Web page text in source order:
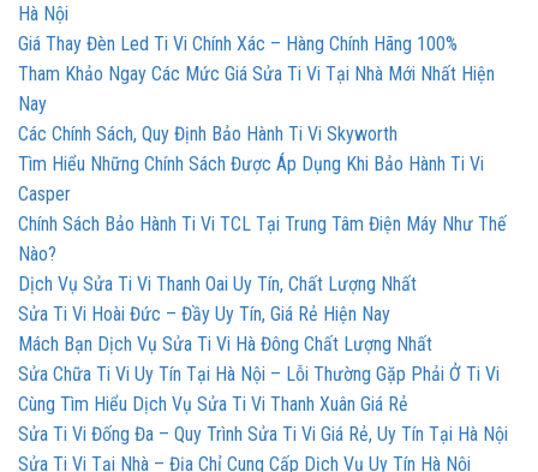
Hà Nội
Giá Thay Đèn Led Ti Vi Chính Xác – Hàng Chính Hãng 100%
Tham Khảo Ngay Các Mức Giá Sửa Ti Vi Tại Nhà Mới Nhất Hiện
Nay
Các Chính Sách, Quy Định Bảo Hành Ti Vi Skyworth
Tìm Hiểu Những Chính Sách Được Áp Dụng Khi Bảo Hành Ti Vi
Casper
Chính Sách Bảo Hành Ti Vi TCL Tại Trung Tâm Điện Máy Như Thế
Nào?
Dịch Vụ Sửa Ti Vi Thanh Oai Uy Tín, Chất Lượng Nhất
Sửa Ti Vi Hoài Đức – Đầy Uy Tín, Giá Rẻ Hiện Nay
Mách Bạn Dịch Vụ Sửa Ti Vi Hà Đông Chất Lượng Nhất
Sửa Chữa Ti Vi Uy Tín Tại Hà Nội – Lỗi Thường Gặp Phải Ở Ti Vi
Cùng Tìm Hiểu Dịch Vụ Sửa Ti Vi Thanh Xuân Giá Rẻ
Sửa Ti Vi Đống Đa – Quy Trình Sửa Ti Vi Giá Rẻ, Uy Tín Tại Hà Nội
Sửa Ti Vi Tại Nhà – Địa Chỉ Cung Cấp Dịch Vụ Uy Tín Hà Nội